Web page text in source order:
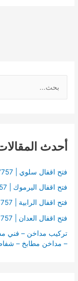
ث
ن
:
أحدث
فتح اقفال سلوي | 66897757 | تركيب اقفال ابواب
فتح اقفال اليرموك | 66897757 | خدمات فتح اقفال 24 ساعه
فتح اقفال الرابية | 66897757 | خدمات الأقفال
فتح اقفال العدان | 66897757 | فتح اقفال ابواب
– مداخن مطابخ –